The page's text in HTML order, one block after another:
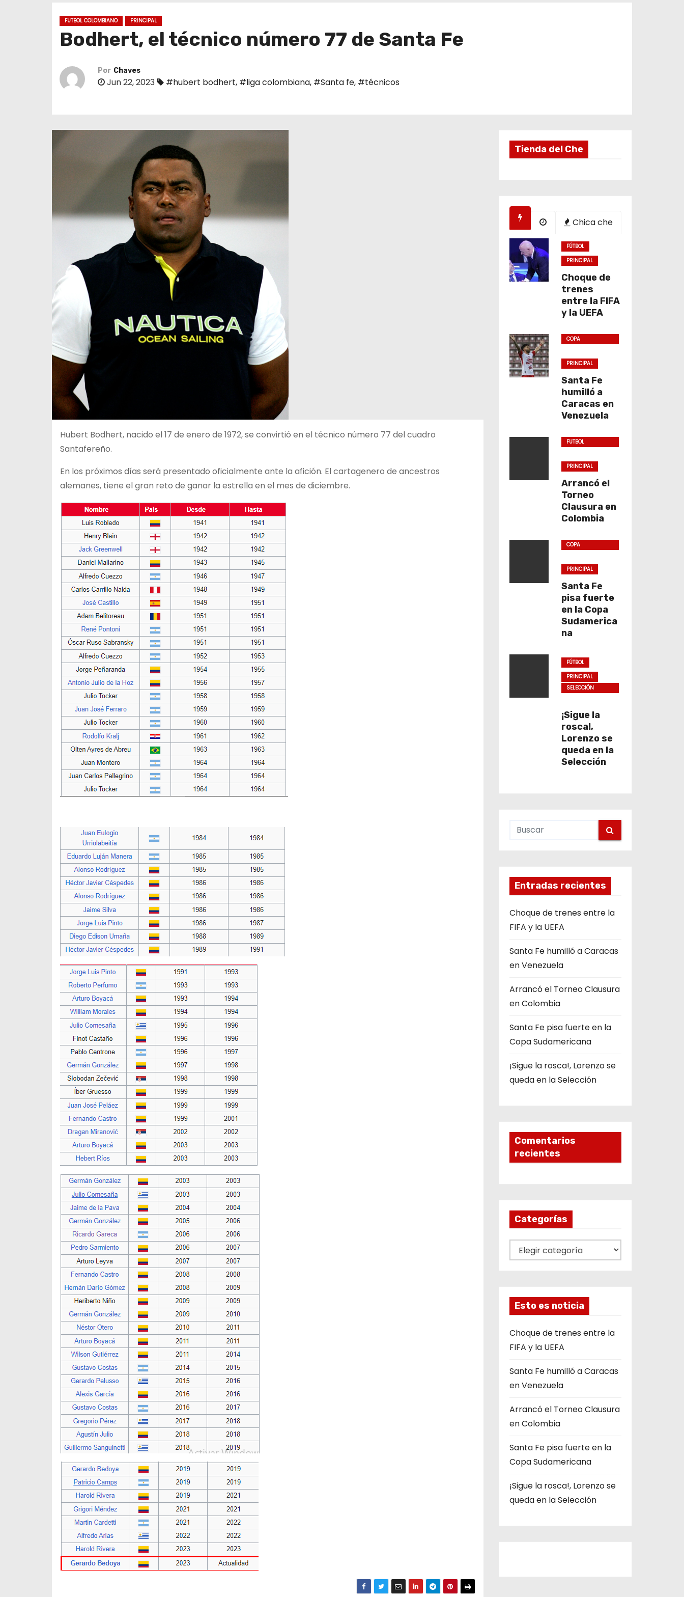
FUTBOL COLOMBIANO PRINCIPAL
Bodhert, el técnico número 77 de Santa Fe
Por Chaves
Jun 22, 2023 #hubert bodhert, #liga colombiana, #Santa fe, #técnicos
Hubert Bodhert, nacido el 17 de enero de 1972, se convirtió en el técnico número 77 del cuadro
Santafereño.
En los próximos días será presentado oficialmente ante la afición. El cartagenero de ancestros
alemanes, tiene el gran reto de ganar la estrella en el mes de diciembre.
Tienda del Che
Chica che
FÚTBOL
PRINCIPAL
Choque de
trenes
entre la FIFA
y la UEFA
COPA
PRINCIPAL
Santa Fe
humilló a
Caracas en
Venezuela
FUTBOL
PRINCIPAL
Arrancó el
Torneo
Clausura en
Colombia
COPA
PRINCIPAL
Santa Fe
pisa fuerte
en la Copa
Sudamerica
na
FÚTBOL
PRINCIPAL
SELECCIÓN
¡Sigue la
rosca!,
Lorenzo se
queda en la
Selección
Entradas recientes
Choque de trenes entre la
FIFA y la UEFA
Santa Fe humilló a Caracas
en Venezuela
Arrancó el Torneo Clausura
en Colombia
Santa Fe pisa fuerte en la
Copa Sudamericana
¡Sigue la rosca!, Lorenzo se
queda en la Selección
Comentarios
recientes
Categorías
a
o
r
í
s
Esto es noticia
Choque de trenes entre la
FIFA y la UEFA
Santa Fe humilló a Caracas
en Venezuela
Arrancó el Torneo Clausura
en Colombia
Santa Fe pisa fuerte en la
Copa Sudamericana
¡Sigue la rosca!, Lorenzo se
queda en la Selección